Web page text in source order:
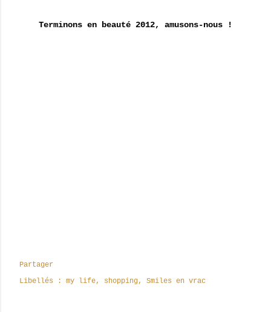
Terminons en beauté 2012, amusons-nous !
Partager
Libellés :
my life shopping Smiles en vrac